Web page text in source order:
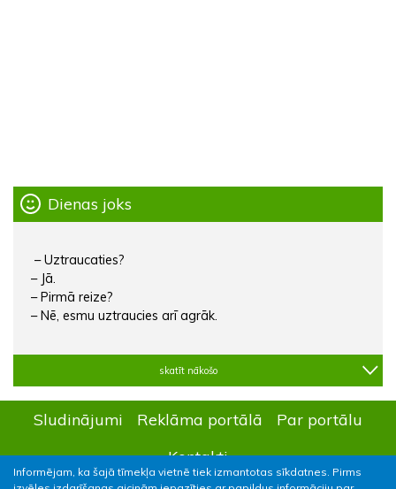
Informējam, ka šajā tīmekļa vietnē tiek izmantotas sīkdatnes. Pirms
Dienas joks
– Uztraucaties?
– Jā.
– Pirmā reize?
– Nē, esmu uztraucies arī agrāk.
skatīt nākošo
Sludinājumi Reklāma portālā
Par portālu
Kontakti